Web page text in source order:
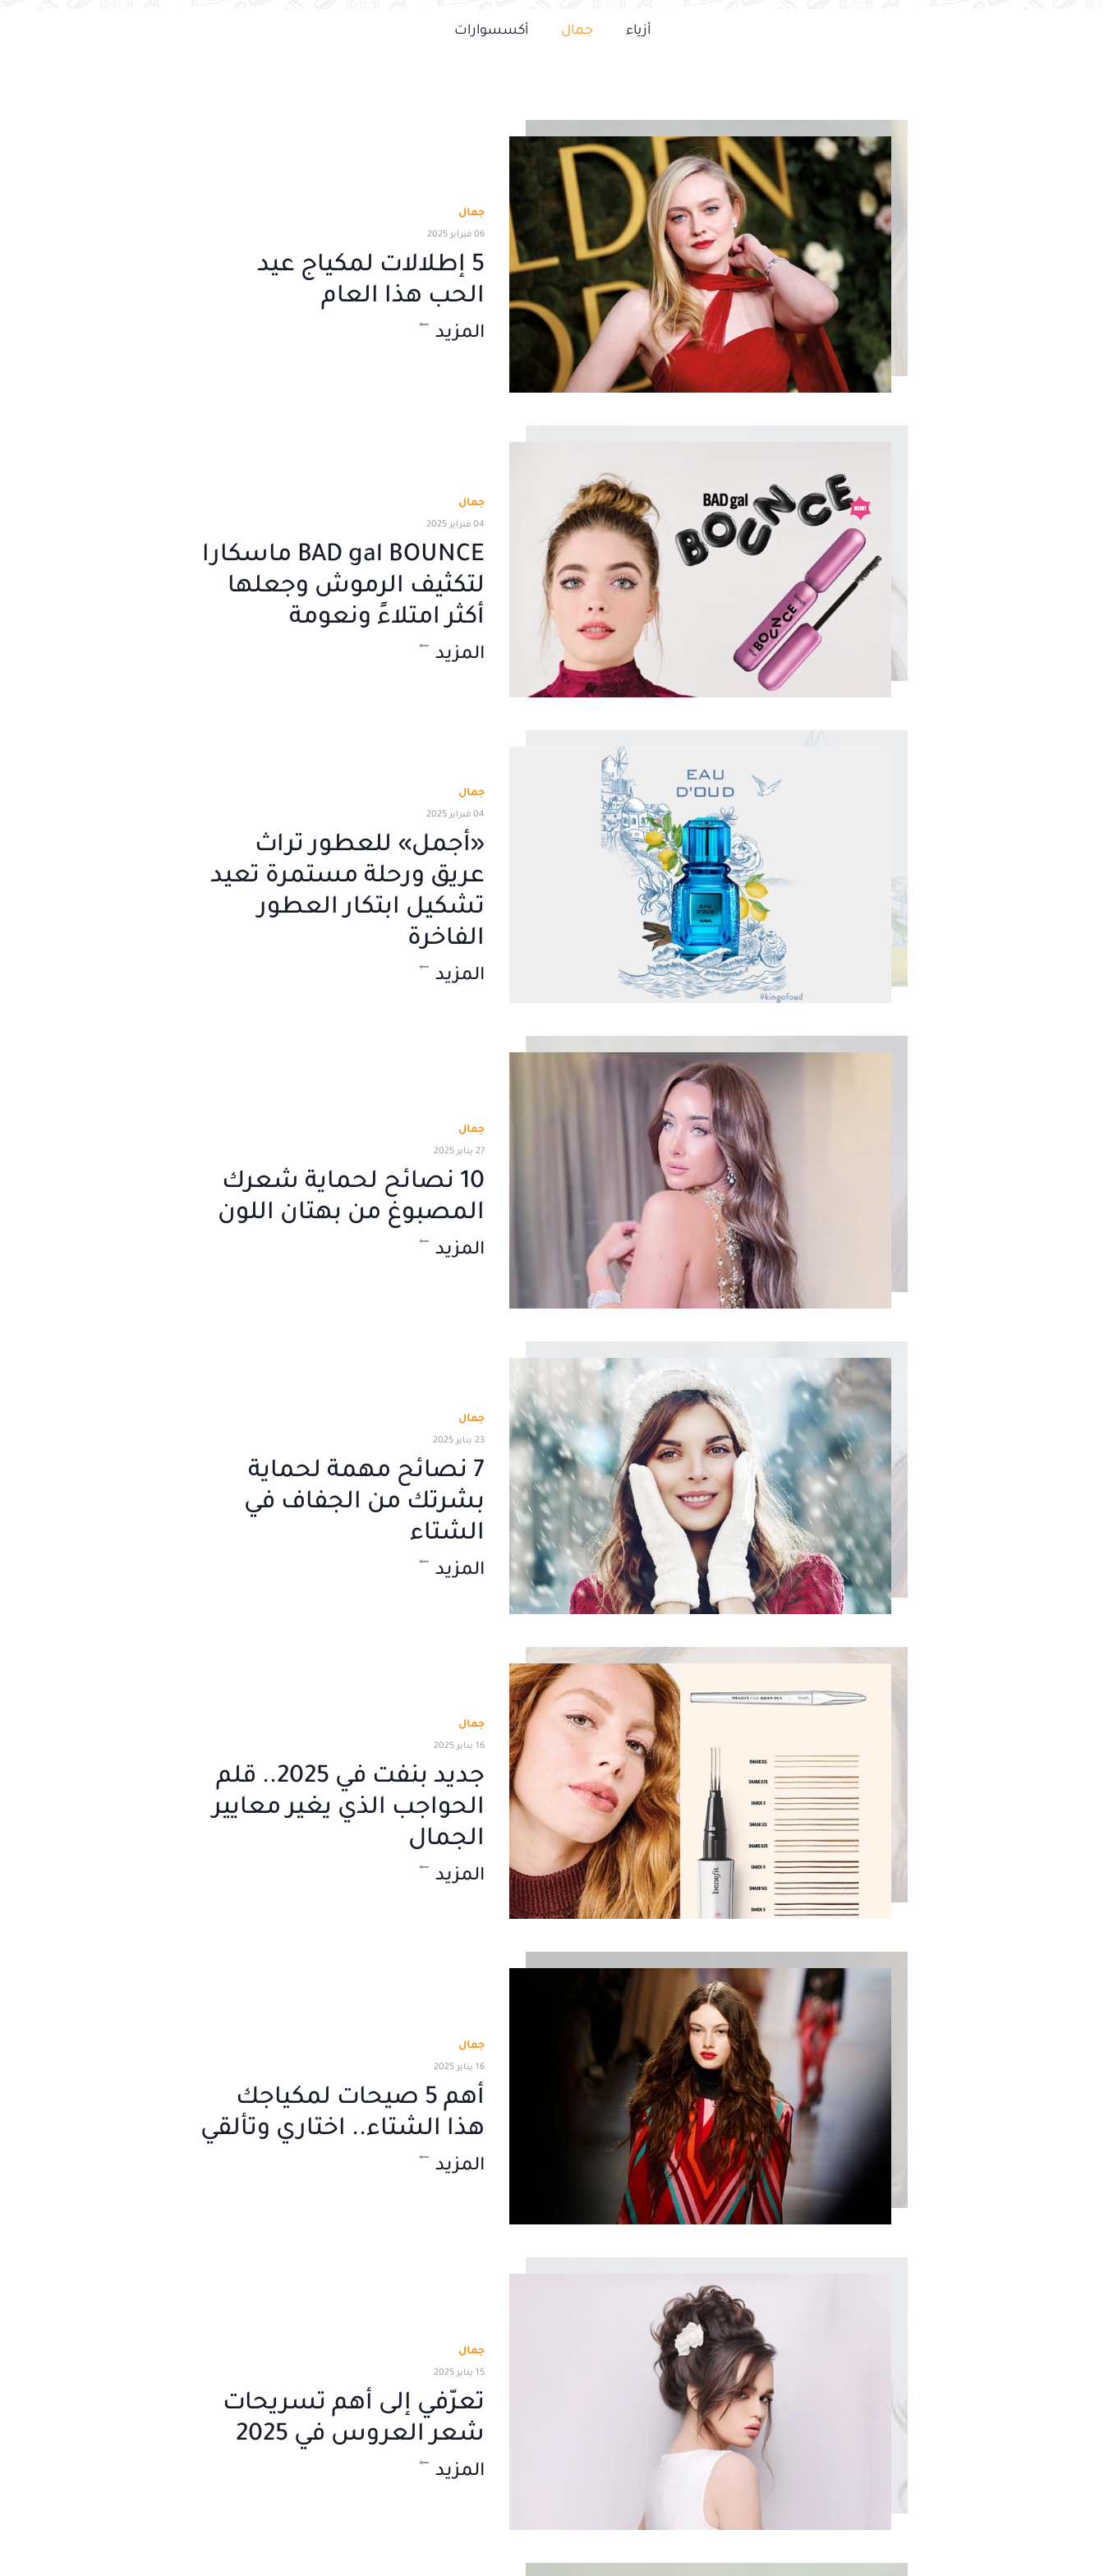
أزياء جمال أكسسوارات
جمال
06 فبراير 2025
5 إطلالات لمكياج عيد
الحب هذا العام
المزيد
جمال
04 فبراير 2025
BAD gal BOUNCE ماسكارا
لتكثيف الرموش وجعلها
أكثر امتلاءً ونعومة
المزيد
جمال
04 فبراير 2025
«أجمل» للعطور تراث
عريق ورحلة مستمرة تعيد
تشكيل ابتكار العطور
الفاخرة
المزيد
جمال
27 يناير 2025
10 نصائح لحماية شعرك
المصبوغ من بهتان اللون
المزيد
جمال
23 يناير 2025
7 نصائح مهمة لحماية
بشرتك من الجفاف في
الشتاء
المزيد
جمال
16 يناير 2025
جديد بنفت في 2025.. قلم
الحواجب الذي يغير معايير
الجمال
المزيد
جمال
16 يناير 2025
أهم 5 صيحات لمكياجك
هذا الشتاء.. اختاري وتألقي
المزيد
جمال
15 يناير 2025
تعرّفي إلى أهم تسريحات
شعر العروس في 2025
المزيد